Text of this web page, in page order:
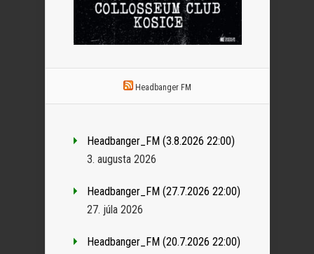
Headbanger FM
Headbanger_FM (3.8.2026 22:00)
3. augusta 2026
Headbanger_FM (27.7.2026 22:00)
27. júla 2026
Headbanger_FM (20.7.2026 22:00)